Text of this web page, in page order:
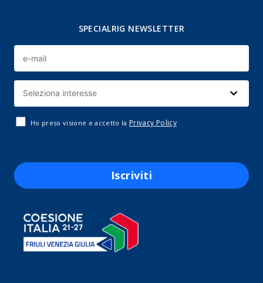
SPECIALRIG NEWSLETTER
Ho preso visione e accetto la Privacy Policy
Iscriviti